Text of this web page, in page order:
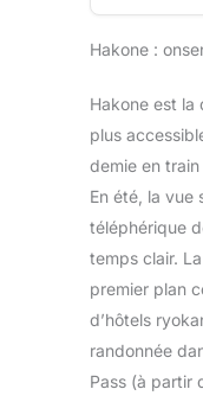
Hakone :
Hakone est la
plus
demie en
En été, la vue
téléphérique
temps clair.
premier plan
d’hôtels
randonnée
Pass (à partir